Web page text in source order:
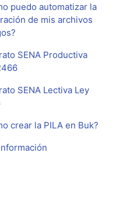
puedo automatizar la
de mis archivos
SENA Productiva
SENA Lectiva Ley
crear la PILA en Buk?